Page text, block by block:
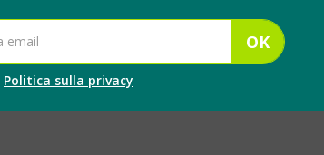
OK
Politica sulla privacy